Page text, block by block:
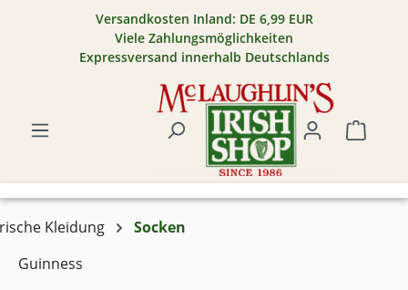
Zum Hauptinhalt springenVersandkosten Inland: DE 6,99 EUR
Viele Zahlungsmöglichkeiten
Expressversand innerhalb Deutschlands
Kleidung
Socken
Guinness